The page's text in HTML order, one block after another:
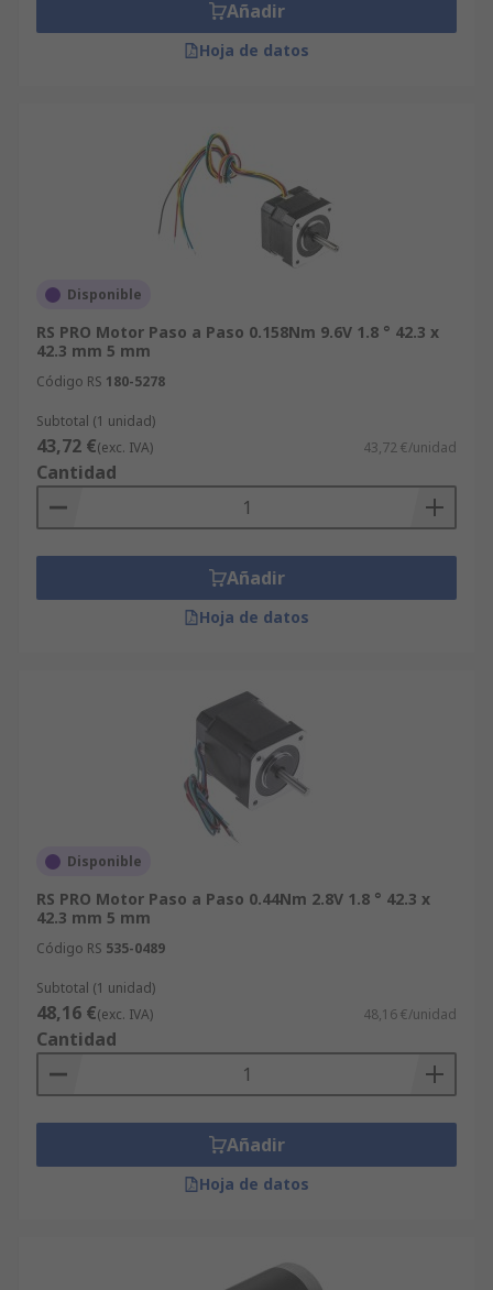
Añadir
Hoja de datos
Disponible
RS PRO Motor Paso a Paso 0.158Nm 9.6V 1.8 ° 42.3 x
42.3 mm 5 mm
Código RS 180-5278
Subtotal (1 unidad)
43,72 €(exc. IVA) 43,72 €/unidad
Cantidad
Añadir
Hoja de datos
Disponible
RS PRO Motor Paso a Paso 0.44Nm 2.8V 1.8 ° 42.3 x
42.3 mm 5 mm
Código RS 535-0489
Subtotal (1 unidad)
48,16 €(exc. IVA) 48,16 €/unidad
Cantidad
Añadir
Hoja de datos